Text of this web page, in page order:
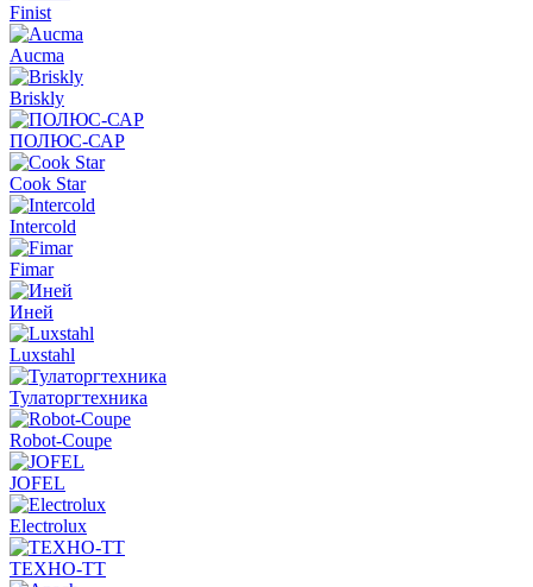
Finist
Aucma
Briskly
ПОЛЮС-САР
Cook Star
Intercold
Fimar
Иней
Luxstahl
Тулаторгтехника
Robot-Coupe
JOFEL
Electrolux
ТЕХНО-ТТ